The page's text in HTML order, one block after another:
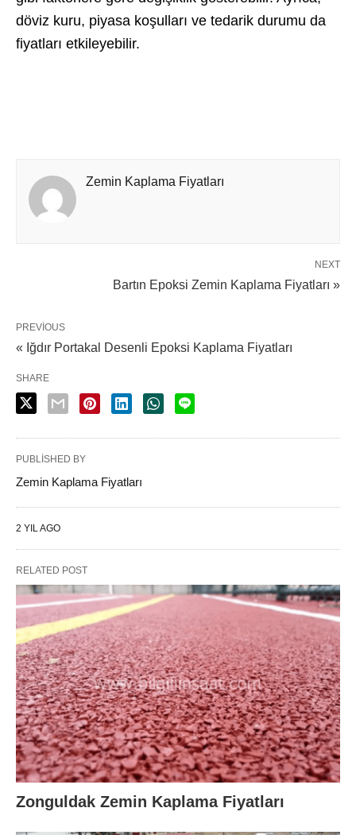
döviz kuru, piyasa koşulları ve tedarik durumu da
fiyatları etkileyebilir.
Zemin Kaplama Fiyatları
NEXT
Bartın Epoksi Zemin Kaplama Fiyatları »
PREVIOUS
« Iğdır Portakal Desenli Epoksi Kaplama Fiyatları
SHARE
PUBLISHED BY
Zemin Kaplama Fiyatları
2 YIL AGO
RELATED POST
Zonguldak Zemin Kaplama Fiyatları